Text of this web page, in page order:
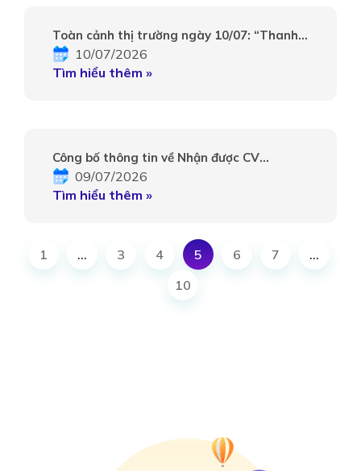
Toàn cảnh thị trường ngày 10/07: “Thanh
khoản sụt giảm”
10/07/2026
Tìm hiểu thêm »
Công bố thông tin về Nhận được CV
8600/VSDC-ĐKCP.NV của TCT lưu ký và bù
trừ chứng khoán VN Điều chỉnh thông tin
09/07/2026
Tìm hiểu thêm »
1 … 3 4 5 6 7
…
10